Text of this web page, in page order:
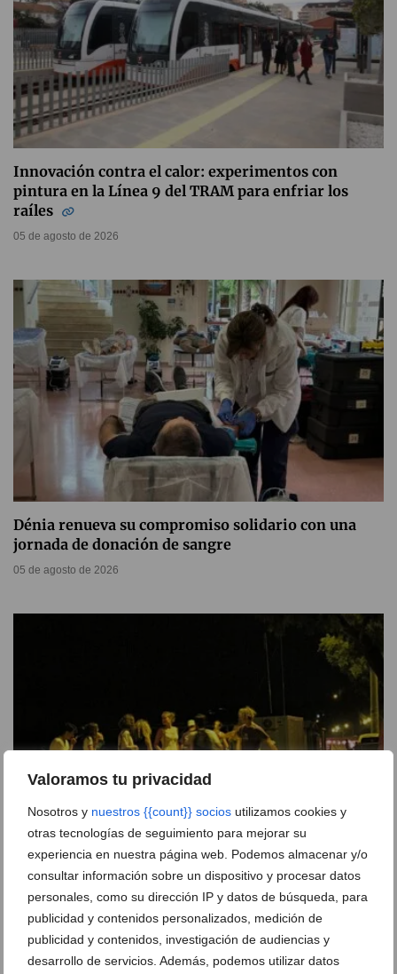
Valoramos tu privacidad
Nosotros y nuestros {{count}} socios utilizamos cookies y
otras tecnologías de seguimiento para mejorar su
experiencia en nuestra página web. Podemos almacenar y/o
consultar información sobre un dispositivo y procesar datos
personales, como su dirección IP y datos de búsqueda, para
publicidad y contenidos personalizados, medición de
publicidad y contenidos, investigación de audiencias y
desarrollo de servicios. Además, podemos utilizar datos
Innovación contra el calor: experimentos con
pintura en la Línea 9 del TRAM para enfriar los
raíles
05 de agosto de 2026
Dénia renueva su compromiso solidario con una
jornada de donación de sangre
05 de agosto de 2026
Recuerdos en lugar de vacíos: la propuesta de Dénia
para un ocio juvenil sin alcohol este agosto
04 de agosto de 2026